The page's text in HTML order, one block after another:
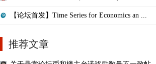
【论坛首发】Time Series for Economics an ...
推荐文章